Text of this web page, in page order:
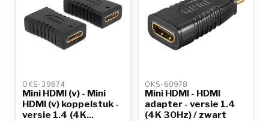
OKS-39674
Mini HDMI (v) - Mini
HDMI (v) koppelstuk -
versie 1.4 (4K...
OKS-60978
Mini HDMI - HDMI
adapter - versie 1.4
(4K 30Hz) / zwart